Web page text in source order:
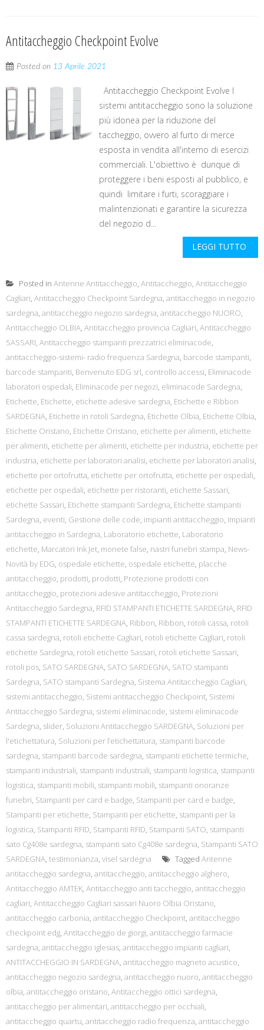
Antitaccheggio Checkpoint Evolve
Posted on 13 Aprile 2021
Antitaccheggio Checkpoint Evolve I
sistemi antitaccheggio sono la soluzione
più idonea per la riduzione del
taccheggio, ovvero al furto di merce
esposta in vendita all'interno di esercizi
commerciali. L'obiettivo è dunque di
proteggere i beni esposti al pubblico, e
quindi limitare i furti, scoraggiare i
malintenzionati e garantire la sicurezza
del negozio d...
LEGGI TUTTO
Posted in Antenne Antitaccheggio, Antitaccheggio, Antitaccheggio
Cagliari, Antitaccheggio Checkpoint Sardegna, antitaccheggio in negozio
sardegna, antitaccheggio negozio sardegna, antitaccheggio NUORO,
Antitaccheggio OLBIA, Antitaccheggio provincia Cagliari, Antitaccheggio
SASSARI, Antitaccheggio stampanti prezzatrici eliminacode,
antitaccheggio-sistemi- radio frequenza Sardegna, barcode stampanti,
barcode stampanti, Benvenuto EDG srl, controllo accessi, Eliminacode
laboratori ospedali, Eliminacode per negozi, eliminacode Sardegna,
Etichette, Etichette, etichette adesive sardegna, Etichette e Ribbon
SARDEGNA, Etichette in rotoli Sardegna, Etichette Olbia, Etichette Olbia,
Etichette Oristano, Etichette Oristano, etichette per alimenti, etichette
per alimenti, etichette per alimenti, etichette per industria, etichette per
industria, etichette per laboratori analisi, etichette per laboratori analisi,
etichette per ortofrutta, etichette per ortofrutta, etichette per ospedali,
etichette per ospedali, etichette per ristoranti, etichette Sassari,
etichette Sassari, Etichette stampanti Sardegna, Etichette stampanti
Sardegna, eventi, Gestione delle code, impianti antitaccheggio, impianti
antitaccheggio in Sardegna, Laboratorio etichette, Laboratorio
etichette, Marcatori Ink Jet, monete false, nastri funebri stampa, News-
Novità by EDG, ospedale etichette, ospedale etichette, placche
antitaccheggio, prodotti, prodotti, Protezione prodotti con
antitaccheggio, protezioni adesive antitaccheggio, Protezioni
Antitaccheggio Sardegna, RFID STAMPANTI ETICHETTE SARDEGNA, RFID
STAMPANTI ETICHETTE SARDEGNA, Ribbon, Ribbon, rotoli cassa, rotoli
cassa sardegna, rotoli etichette Cagliari, rotoli etichette Cagliari, rotoli
etichette Sardegna, rotoli etichette Sassari, rotoli etichette Sassari,
rotoli pos, SATO SARDEGNA, SATO SARDEGNA, SATO stampanti
Sardegna, SATO stampanti Sardegna, Sistema Antitaccheggio Cagliari,
sistemi antitaccheggio, Sistemi antitaccheggio Checkpoint, Sistemi
Antitaccheggio Sardegna, sistemi eliminacode, sistemi eliminacode
Sardegna, slider, Soluzioni Antitaccheggio SARDEGNA, Soluzioni per
l'etichettatura, Soluzioni per l’etichettatura, stampanti barcode
sardegna, stampanti barcode sardegna, stampanti etichette termiche,
stampanti industriali, stampanti industriali, stampanti logistica, stampanti
logistica, stampanti mobili, stampanti mobili, stampanti onoranze
funebri, Stampanti per card e badge, Stampanti per card e badge,
Stampanti per etichette, Stampanti per etichette, stampanti per la
logistica, Stampanti RFID, Stampanti RFID, Stampanti SATO, stampanti
sato Cg408e sardegna, stampanti sato Cg408e sardegna, Stampanti SATO
SARDEGNA, testimonianza, visel sardegna Tagged Antenne
antitaccheggio sardegna, antitaccheggio, antitaccheggio alghero,
Antitaccheggio AMTEK, Antitaccheggio anti taccheggio, antitaccheggio
cagliari, Antitaccheggio Cagliari sassari Nuoro Olbia Oristano,
antitaccheggio carbonia, antitaccheggio Checkpoint, antitaccheggio
checkpoint edg, Antitaccheggio de giorgi, antitaccheggio farmacie
sardegna, antitaccheggio iglesias, antitaccheggio impianti cagliari,
ANTITACCHEGGIO IN SARDEGNA, antitaccheggio magneto acustico,
antitaccheggio negozio sardegna, antitaccheggio nuoro, antitaccheggio
olbia, antitaccheggio oristano, Antitaccheggio ottici sardegna,
antitaccheggio per alimentari, antitaccheggio per occhiali,
antitaccheggio quartu, antitaccheggio radio frequenza, antitaccheggio